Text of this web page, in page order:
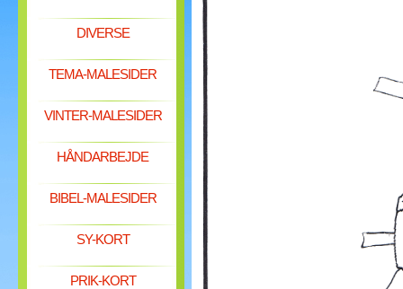
DIVERSE
TEMA-MALESIDER
VINTER-MALESIDER
HÅNDARBEJDE
BIBEL-MALESIDER
SY-KORT
PRIK-KORT